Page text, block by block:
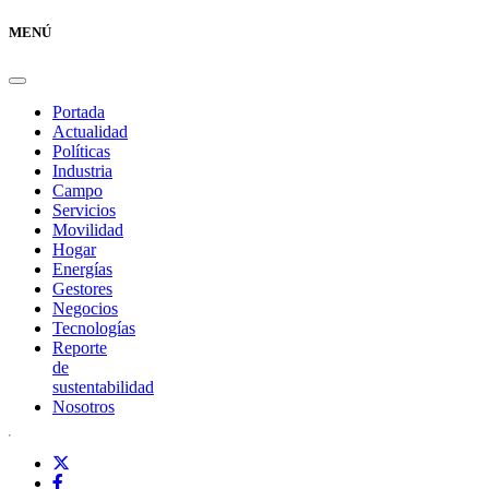
MENÚ
Portada
Actualidad
Políticas
Industria
Campo
Servicios
Movilidad
Hogar
Energías
Gestores
Negocios
Tecnologías
Reporte
de
sustentabilidad
Nosotros